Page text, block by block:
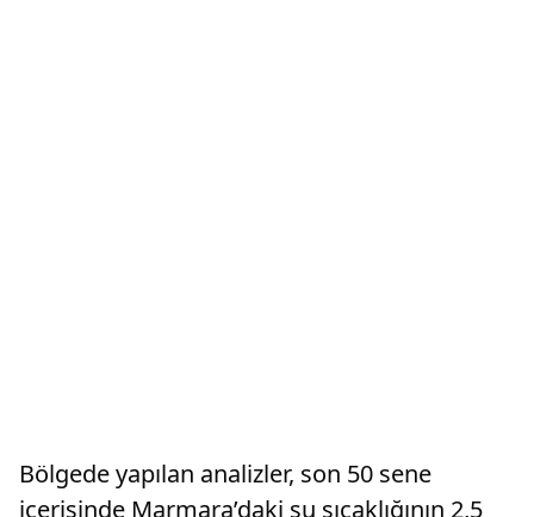
Bölgede yapılan analizler, son 50 sene
içerisinde Marmara’daki su sıcaklığının 2,5